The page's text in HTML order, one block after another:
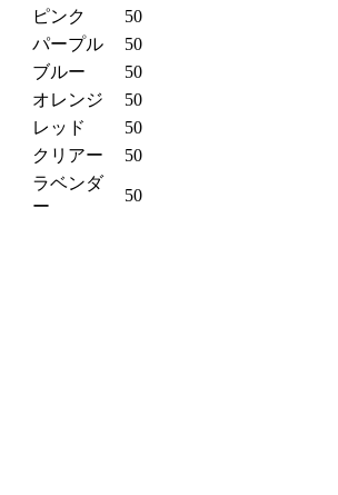
ピンク
50
パープル
50
ブルー
50
オレンジ
50
レッド
50
クリアー 50
ラベンダ
ー
50